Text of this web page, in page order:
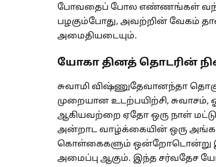
போவதைப் போல எண்ணங்கள்
பழகும்போது, அவற்றின் வேகம்
அமைதியடையும்.
யோகா தினத் தொடரின்
சுவாமி விஷ்ணுதேவானந்தா
முறையான உடற்பயிற்சி,
ஆகியவற்றை ஏதோ ஒரு நாள்
அன்றாட வாழ்க்கையின் ஒரு
கொள்கைகளும் ஒன்றோடொன்று
அமைப்பு ஆகும். இந்த சர்வதேச